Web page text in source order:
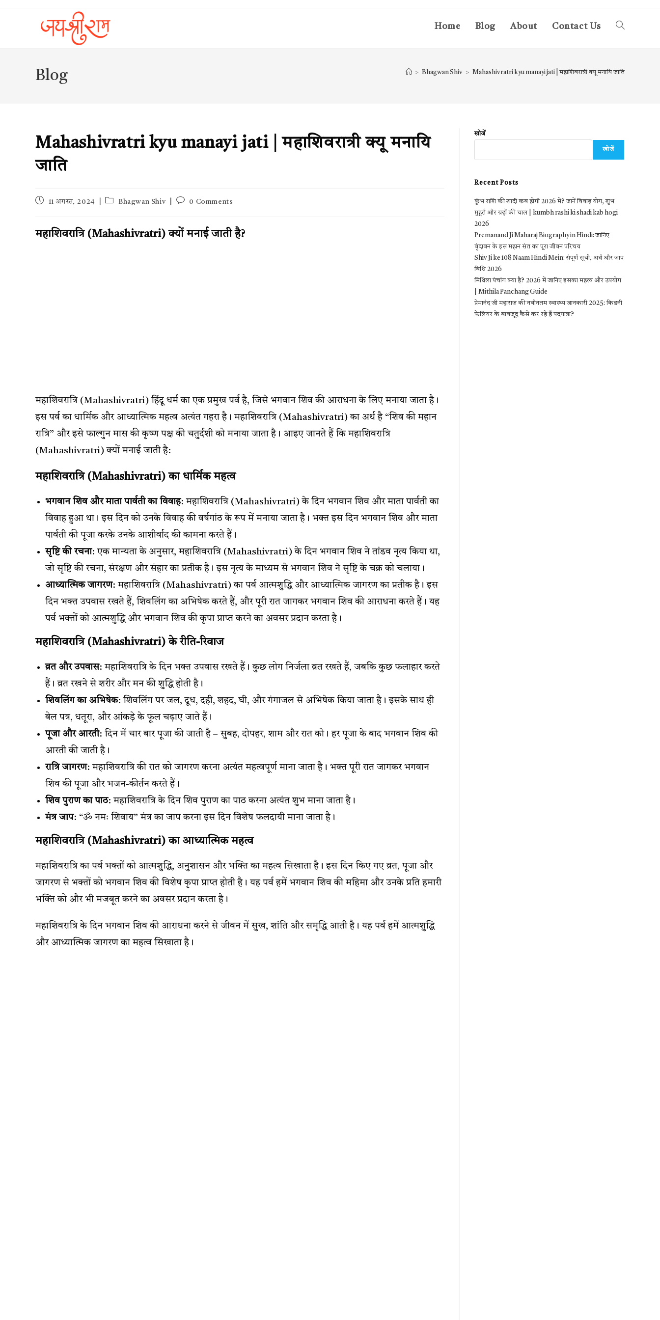
Home Blog About Contact Us Toggle
Blog > Bhagwan Shiv > Mahashivratri kyu manayi jati | महाशिवरात्री क्यू मनायि जाति
Mahashivratri kyu manayi jati | महाशिवरात्री क्यू मनायि
जाति
Post11 अगस्त, 2024
PostBhagwan Shiv
Post0 Comments
महाशिवरात्रि (Mahashivratri) क्यों मनाई जाती है?
महाशिवरात्रि (Mahashivratri) हिंदू धर्म का एक प्रमुख पर्व है, जिसे भगवान शिव की आराधना के लिए मनाया जाता है।
इस पर्व का धार्मिक और आध्यात्मिक महत्व अत्यंत गहरा है। महाशिवरात्रि (Mahashivratri) का अर्थ है “शिव की महान
रात्रि” और इसे फाल्गुन मास की कृष्ण पक्ष की चतुर्दशी को मनाया जाता है। आइए जानते हैं कि महाशिवरात्रि
(Mahashivratri) क्यों मनाई जाती है:
महाशिवरात्रि (Mahashivratri) का धार्मिक महत्व
भगवान शिव और माता पार्वती का विवाह: महाशिवरात्रि (Mahashivratri) के दिन भगवान शिव और माता पार्वती का
विवाह हुआ था। इस दिन को उनके विवाह की वर्षगांठ के रूप में मनाया जाता है। भक्त इस दिन भगवान शिव और माता
पार्वती की पूजा करके उनके आशीर्वाद की कामना करते हैं।
सृष्टि की रचना: एक मान्यता के अनुसार, महाशिवरात्रि (Mahashivratri) के दिन भगवान शिव ने तांडव नृत्य किया था,
जो सृष्टि की रचना, संरक्षण और संहार का प्रतीक है। इस नृत्य के माध्यम से भगवान शिव ने सृष्टि के चक्र को चलाया।
आध्यात्मिक जागरण: महाशिवरात्रि (Mahashivratri) का पर्व आत्मशुद्धि और आध्यात्मिक जागरण का प्रतीक है। इस
दिन भक्त उपवास रखते हैं, शिवलिंग का अभिषेक करते हैं, और पूरी रात जागकर भगवान शिव की आराधना करते हैं। यह
पर्व भक्तों को आत्मशुद्धि और भगवान शिव की कृपा प्राप्त करने का अवसर प्रदान करता है।
महाशिवरात्रि (Mahashivratri) के रीति-रिवाज
व्रत और उपवास: महाशिवरात्रि के दिन भक्त उपवास रखते हैं। कुछ लोग निर्जला व्रत रखते हैं, जबकि कुछ फलाहार करते
हैं। व्रत रखने से शरीर और मन की शुद्धि होती है।
शिवलिंग का अभिषेक: शिवलिंग पर जल, दूध, दही, शहद, घी, और गंगाजल से अभिषेक किया जाता है। इसके साथ ही
बेल पत्र, धतूरा, और आंकड़े के फूल चढ़ाए जाते हैं।
पूजा और आरती: दिन में चार बार पूजा की जाती है – सुबह, दोपहर, शाम और रात को। हर पूजा के बाद भगवान शिव की
आरती की जाती है।
रात्रि जागरण: महाशिवरात्रि की रात को जागरण करना अत्यंत महत्वपूर्ण माना जाता है। भक्त पूरी रात जागकर भगवान
शिव की पूजा और भजन-कीर्तन करते हैं।
शिव पुराण का पाठ: महाशिवरात्रि के दिन शिव पुराण का पाठ करना अत्यंत शुभ माना जाता है।
मंत्र जाप: “ॐ नमः शिवाय” मंत्र का जाप करना इस दिन विशेष फलदायी माना जाता है।
महाशिवरात्रि (Mahashivratri) का आध्यात्मिक महत्व
महाशिवरात्रि का पर्व भक्तों को आत्मशुद्धि, अनुशासन और भक्ति का महत्व सिखाता है। इस दिन किए गए व्रत, पूजा और
जागरण से भक्तों को भगवान शिव की विशेष कृपा प्राप्त होती है। यह पर्व हमें भगवान शिव की महिमा और उनके प्रति हमारी
भक्ति को और भी मजबूत करने का अवसर प्रदान करता है।
महाशिवरात्रि के दिन भगवान शिव की आराधना करने से जीवन में सुख, शांति और समृद्धि आती है। यह पर्व हमें आत्मशुद्धि
और आध्यात्मिक जागरण का महत्व सिखाता है।
खोजें
खोजें
Recent Posts
कुंभ राशि की शादी कब होगी 2026 में? जानें विवाह योग, शुभ
मुहूर्त और ग्रहों की चाल | kumbh rashi ki shadi kab hogi
2026
Premanand Ji Maharaj Biography in Hindi: जानिए
वृंदावन के इस महान संत का पूरा जीवन परिचय
Shiv Ji ke 108 Naam Hindi Mein: संपूर्ण सूची, अर्थ और जाप
विधि 2026
मिथिला पंचांग क्या है? 2026 में जानिए इसका महत्व और उपयोग
| Mithila Panchang Guide
प्रेमानंद जी महाराज की नवीनतम स्वास्थ्य जानकारी 2025: किडनी
फेलियर के बावजूद कैसे कर रहे हैं पदयात्रा?